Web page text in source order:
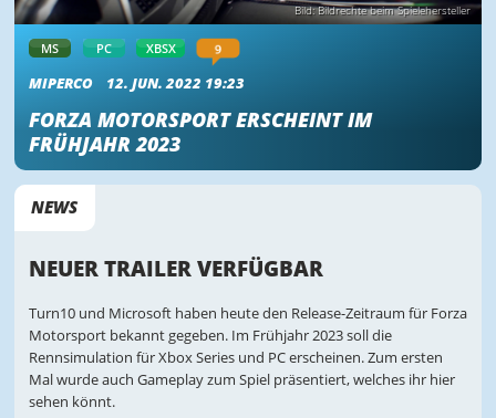
Bild: Bildrechte beim Spielehersteller
MS PC XBSX 9
MIPERCO 12. JUN. 2022 19:23
FORZA MOTORSPORT ERSCHEINT IM
FRÜHJAHR 2023
NEWS
NEUER TRAILER VERFÜGBAR
Turn10 und Microsoft haben heute den Release-Zeitraum für Forza
Motorsport bekannt gegeben. Im Frühjahr 2023 soll die
Rennsimulation für Xbox Series und PC erscheinen. Zum ersten
Mal wurde auch Gameplay zum Spiel präsentiert, welches ihr hier
sehen könnt.